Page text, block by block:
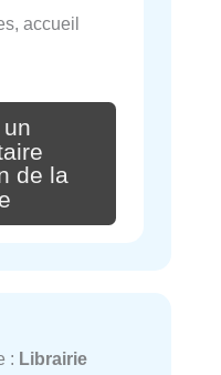
accueil
de la
: Librairie